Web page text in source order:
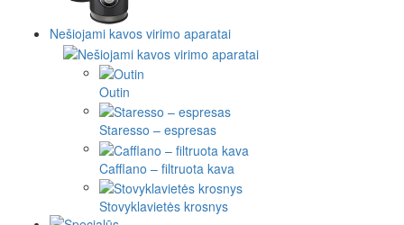
Nešiojami kavos virimo aparatai
Outin
Staresso – espresas
Cafflano – filtruota kava
Stovyklavietės krosnys